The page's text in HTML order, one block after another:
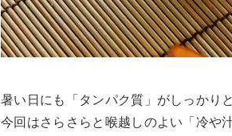
暑い日にも「タンパク質」がしっかり
今回はさらさらと喉越しのよい「冷や